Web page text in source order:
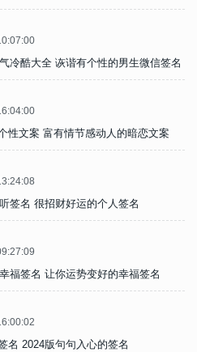
冷酷大全 诙谐有个性的男生微信签名
性文案 富有情节感动人的暗恋文案
签名 很招财好运的个人签名
福签名 让你运势变好的幸福签名
名 2024版句句入心的签名